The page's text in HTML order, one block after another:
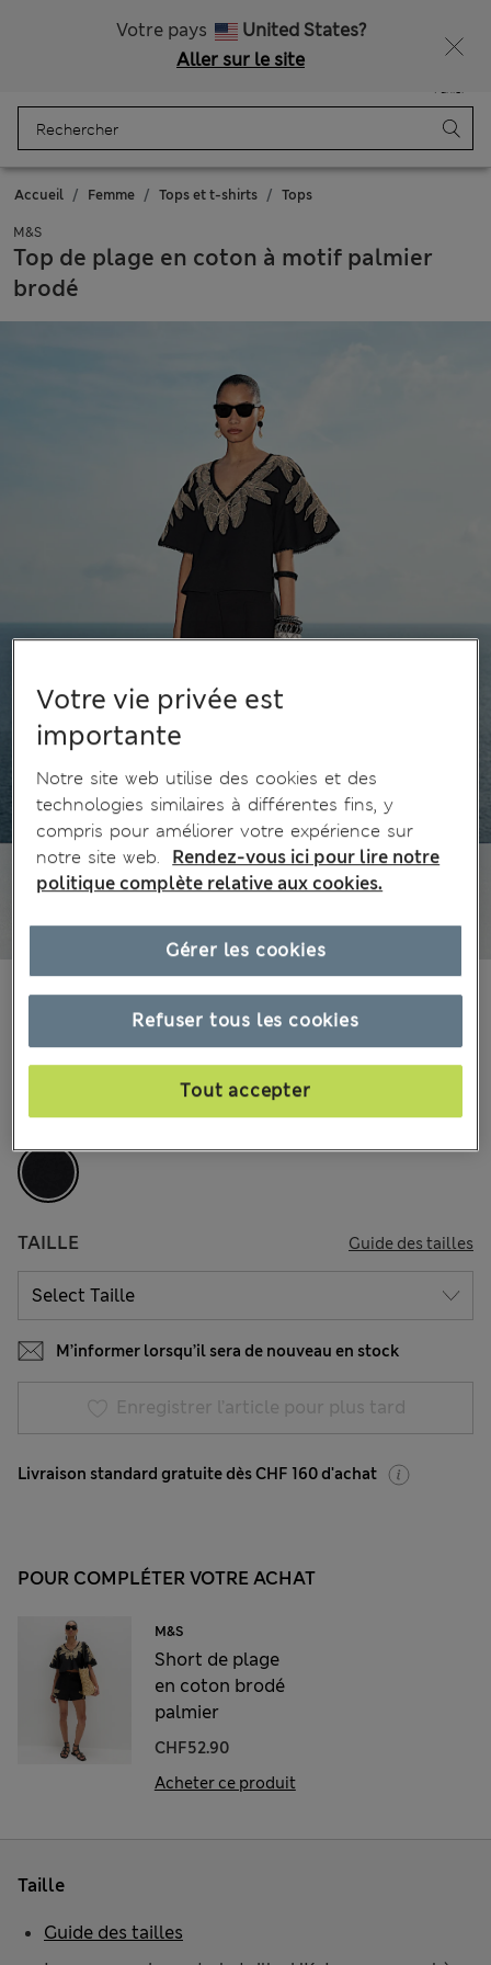
Votre pays
United States?
Aller sur le site
Panier
Accueil Femme Tops et t-shirts Tops
M&S
Top de plage en coton à motif palmier
brodé
CHF52.90
Tous les prix incluent les taxes et les frais de douanes
Noir Assorti
Épuisé
TAILLE Guide des tailles
M’informer lorsqu’il sera de nouveau en stock
Enregistrer l’article pour plus tard
Livraison standard gratuite dès CHF 160 d'achat
POUR COMPLÉTER VOTRE ACHAT
M&S
Short de plage
en coton brodé
palmier
CHF52.90
Acheter ce produit
Taille
Guide des tailles
Votre vie privée est
importante
Notre site web utilise des cookies et des
technologies similaires à différentes fins, y
compris pour améliorer votre expérience sur
notre site web.
Rendez-vous ici pour lire notre
politique complète relative aux cookies.
Refuser tous les cookies
Tout accepter
Gérer les cookies